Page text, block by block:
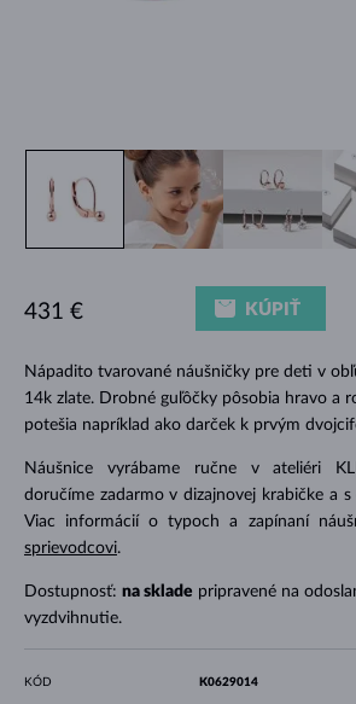
Nápadito tvarované náušničky pre deti v
14k zlate. Drobné guľôčky pôsobia hravo a
potešia napríklad ako darček k prvým
Náušnice vyrábame ručne v ateliéri
doručíme zadarmo v dizajnovej krabičke a
Viac informácií o typoch a zapínaní
sprievodcovi.
Dostupnosť: na sklade pripravené na
vyzdvihnutie.
431 € KÚPIŤ
KÓD K0629014